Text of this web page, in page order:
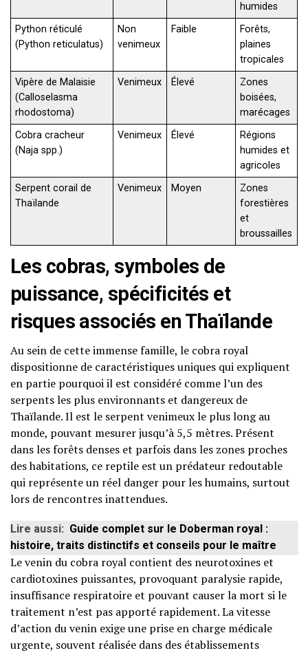
humides
Python réticulé
(Python reticulatus)
Non
venimeux
Faible
Forêts,
plaines
tropicales
Vipère de Malaisie
(Calloselasma
rhodostoma)
Venimeux Élevé
Zones
boisées,
marécages
Cobra cracheur
(Naja spp.)
Venimeux Élevé
Régions
humides et
agricoles
Serpent corail de
Thaïlande
Venimeux Moyen
Zones
forestières
et
broussailles
Les cobras, symboles de
puissance, spécificités et
risques associés en Thaïlande
Au sein de cette immense famille, le cobra royal
dispositionne de caractéristiques uniques qui expliquent
en partie pourquoi il est considéré comme l’un des
serpents les plus environnants et dangereux de
Thaïlande. Il est le serpent venimeux le plus long au
monde, pouvant mesurer jusqu’à 5,5 mètres. Présent
dans les forêts denses et parfois dans les zones proches
des habitations, ce reptile est un prédateur redoutable
qui représente un réel danger pour les humains, surtout
lors de rencontres inattendues.
Lire aussi: Guide complet sur le Doberman royal :
histoire, traits distinctifs et conseils pour le maître
Le venin du cobra royal contient des neurotoxines et
cardiotoxines puissantes, provoquant paralysie rapide,
insuffisance respiratoire et pouvant causer la mort si le
traitement n’est pas apporté rapidement. La vitesse
d’action du venin exige une prise en charge médicale
urgente, souvent réalisée dans des établissements